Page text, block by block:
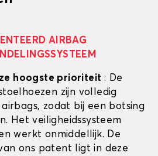
AIRBAG
hoogste prioriteit : De
zijn volledig
zodat bij een botsing
Het veiligheidssysteem
werkt onmiddellijk. De
ons patent ligt in deze